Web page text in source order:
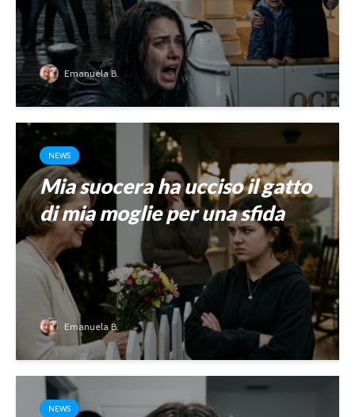
Emanuela B.
NEWS
Mia suocera ha ucciso il gatto
di mia moglie per una sfida
Emanuela B.
NEWS